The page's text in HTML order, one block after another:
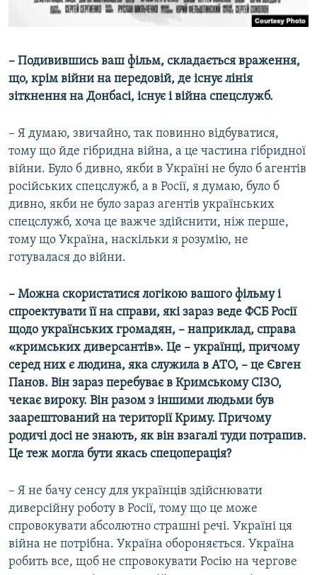
– Подивившись ваш фільм, складається враження,
що, крім війни на передовій, де існує лінія
зіткнення на Донбасі, існує і війна спецслужб.
– Я думаю, звичайно, так повинно відбуватися,
тому що йде гібридна війна, а це частина гібридної
війни. Було б дивно, якби в Україні не було б агентів
російських спецслужб, а в Росії, я думаю, було б
дивно, якби не було зараз агентів українських
спецслужб, хоча це важче здійснити, ніж перше,
тому що Україна, наскільки я розумію, не
готувалася до війни.
– Можна скористатися логікою вашого фільму і
спроектувати її на справи, які зараз веде ФСБ Росії
щодо українських громадян, – наприклад, справа
«кримських диверсантів». Це – українці, причому
серед них є людина, яка служила в АТО, – це Євген
Панов. Він зараз перебуває в Кримському СІЗО,
чекає вироку. Він разом з іншими людьми був
заарештований на території Криму. Причому
родичі досі не знають, як він взагалі туди потрапив.
Це теж могла бути якась спецоперація?
– Я не бачу сенсу для українців здійснювати
диверсійну роботу в Росії, тому що це може
спровокувати абсолютно страшні речі. Україні ця
війна не потрібна. Україна обороняється. Україна
робить все, щоб не спровокувати Росію на чергове